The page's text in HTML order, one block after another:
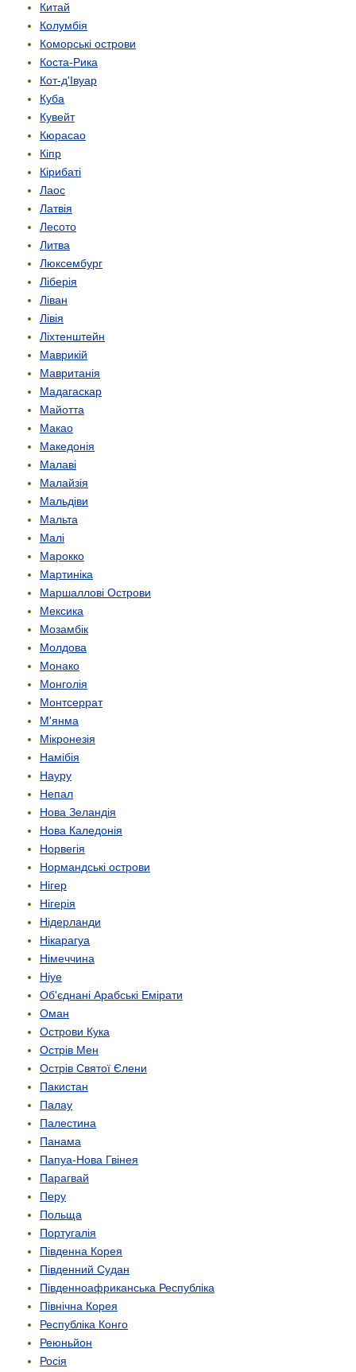
Китай
Колумбія
Коморські острови
Коста-Рика
Кот-д'Івуар
Куба
Кувейт
Кюрасао
Кіпр
Кірибаті
Лаос
Латвія
Лесото
Литва
Люксембург
Ліберія
Ліван
Лівія
Ліхтенштейн
Маврикій
Мавританія
Мадагаскар
Майотта
Макао
Македонія
Малаві
Малайзія
Мальдіви
Мальта
Малі
Марокко
Мартиніка
Маршаллові Острови
Мексика
Мозамбік
Молдова
Монако
Монголія
Монтсеррат
М'янма
Мікронезія
Намібія
Науру
Непал
Нова Зеландія
Нова Каледонія
Норвегія
Нормандські острови
Нігер
Нігерія
Нідерланди
Нікарагуа
Німеччина
Ніуе
Об'єднані Арабські Емірати
Оман
Острови Кука
Острів Мен
Острів Святої Єлени
Пакистан
Палау
Палестина
Панама
Папуа-Нова Гвінея
Парагвай
Перу
Польща
Португалія
Південна Корея
Південний Судан
Південно­африканська Республіка
Північна Корея
Республіка Конго
Реюньйон
Росія